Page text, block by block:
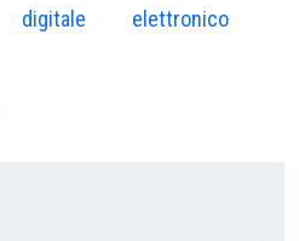
digitale
elettronico